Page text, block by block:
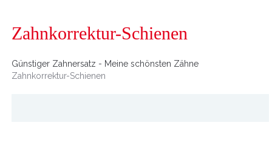
Zahnkorrektur-Schienen
Günstiger Zahnersatz - Meine schönsten Zähne
Zahnkorrektur-Schienen